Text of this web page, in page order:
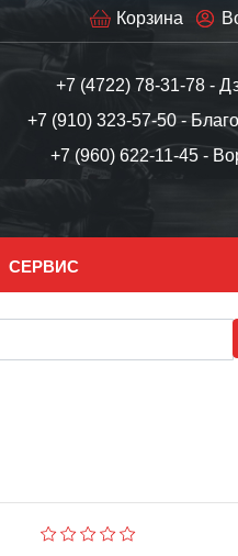
Корзина
+7 (4722) 78-31-78 -
+7 (910) 323-57-50 -
+7 (960) 622-11-45 -
СЕРВИС